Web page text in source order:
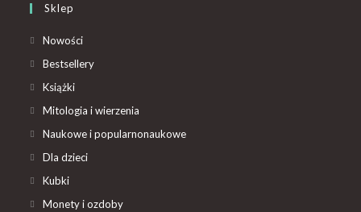
Sklep
Nowości
Bestsellery
Książki
Mitologia i wierzenia
Naukowe i popularnonaukowe
Dla dzieci
Kubki
Monety i ozdoby